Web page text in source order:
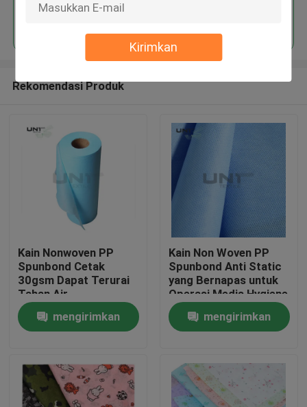
Kirimkan
Rumah
Tentang kami
Rekomendasi Produk
Kain Nonwoven PP
Spunbond Cetak
30gsm Dapat Terurai
Tahan Air
mengirimkan
Kain Non Woven PP
Spunbond Anti Static
yang Bernapas untuk
Operasi Medis Hygiene
mengirimkan